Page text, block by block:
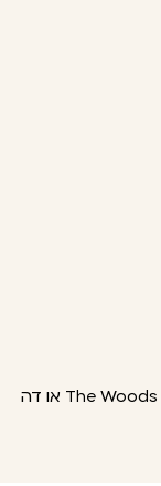
בושם יוניסקס 100 The Woods Collection Natural Dusk או דה